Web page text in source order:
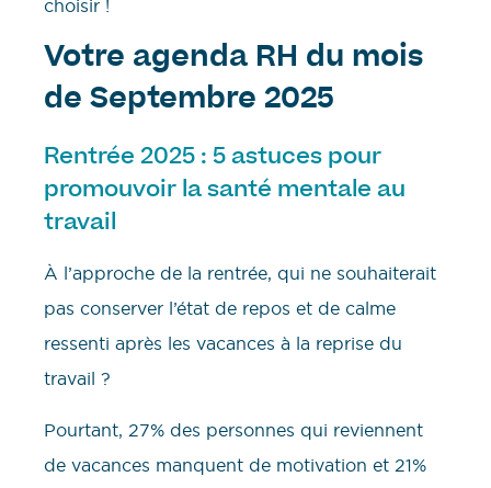
choisir !
Votre agenda RH du mois
de Septembre 2025
Rentrée 2025 : 5 astuces pour
promouvoir la santé mentale au
travail
À l’approche de la rentrée, qui ne souhaiterait
pas conserver l’état de repos et de calme
ressenti après les vacances à la reprise du
travail ?
Pourtant, 27% des personnes qui reviennent
de vacances manquent de motivation et 21%